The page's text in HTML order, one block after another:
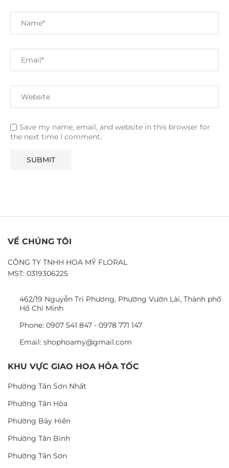
Save my name, email, and website in this browser for
the next time I comment.
VỀ CHÚNG TÔI
CÔNG TY TNHH HOA MỸ FLORAL
MST: 0319306225
462/19 Nguyễn Tri Phương, Phường Vườn Lài, Thành phố
Hồ Chí Minh
Phone: 0907 541 847 - 0978 771 147
Email: shophoamy@gmail.com
KHU VỰC GIAO HOA HỎA TỐC
Phường Tân Sơn Nhất
Phường Tân Hòa
Phường Bảy Hiền
Phường Tân Bình
Phường Tân Sơn